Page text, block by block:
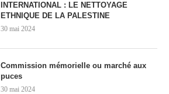
INTERNATIONAL : LE NETTOYAGE
ETHNIQUE DE LA PALESTINE
30 mai 2024
Commission mémorielle ou marché aux
puces
30 mai 2024